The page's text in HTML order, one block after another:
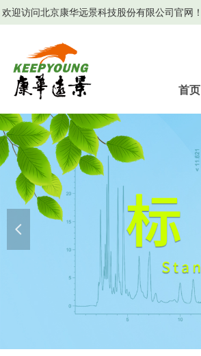
首页
欢迎访问北京康华远景科技股份有限公司官网！
넳